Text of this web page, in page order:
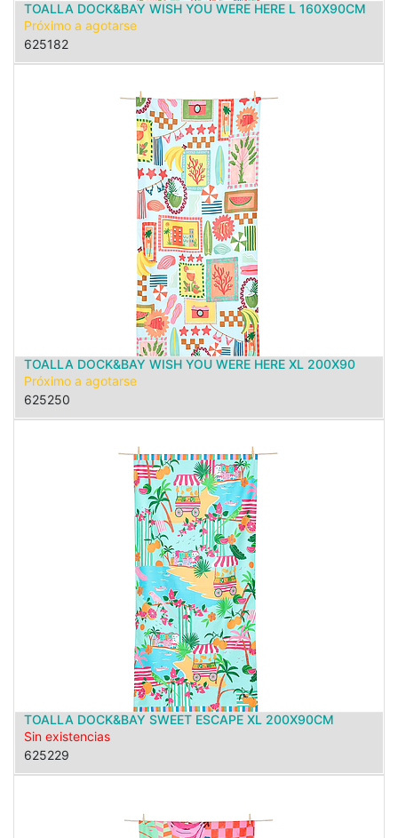
TOALLA DOCK&BAY WISH YOU WERE HERE L 160X90CM
Próximo a agotarse
625182
TOALLA DOCK&BAY WISH YOU WERE HERE XL 200X90
Próximo a agotarse
625250
TOALLA DOCK&BAY SWEET ESCAPE XL 200X90CM
Sin existencias
625229